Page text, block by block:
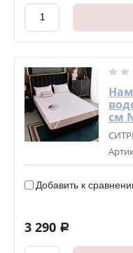
см
Добавить к
3 290 a